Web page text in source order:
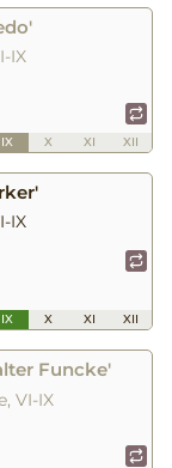
IX
IX X XI XII
IX
IX X XI XII
Funcke'
VI-IX